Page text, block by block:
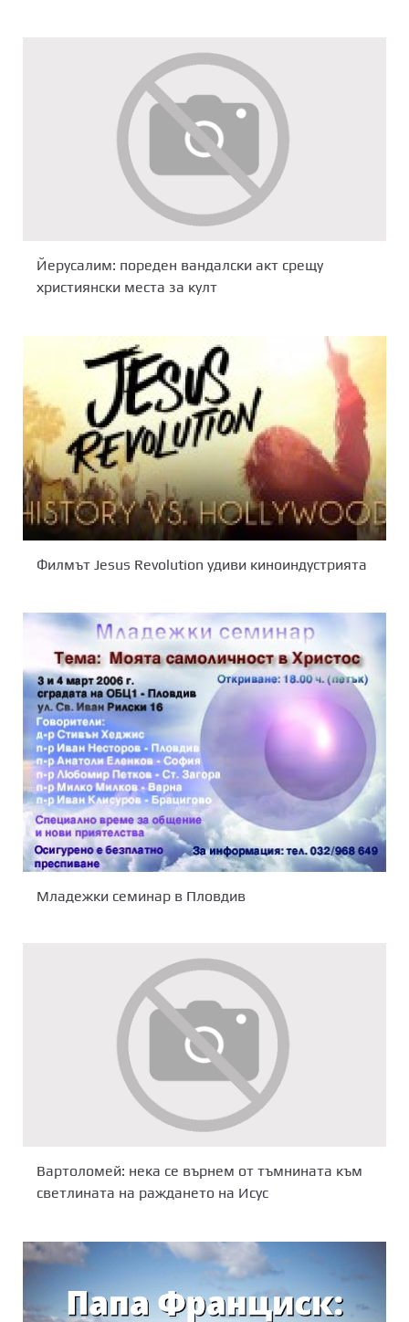
Йерусалим: пореден вандалски акт срещу
християнски места за култ
Филмът Jesus Revolution удиви киноиндустрията
Младежки семинар в Пловдив
Вартоломей: нека се върнем от тъмнината към
светлината на раждането на Исус